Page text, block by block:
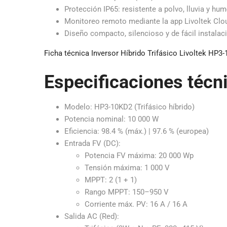
Protección IP65: resistente a polvo, lluvia y
Monitoreo remoto mediante la app Livoltek
Diseño compacto, silencioso y de fácil
Ficha técnica Inversor Híbrido Trifásico Livoltek HP3-
Especificaciones
Modelo: HP3-10KD2 (Trifásico híbrido)
Potencia nominal: 10 000 W
Eficiencia: 98.4 % (máx.) | 97.6 % (europea)
Entrada FV (DC):
Potencia FV máxima: 20 000 Wp
Tensión máxima: 1 000 V
MPPT: 2 (1 + 1)
Rango MPPT: 150–950 V
Corriente máx. PV: 16 A / 16 A
Salida AC (Red):